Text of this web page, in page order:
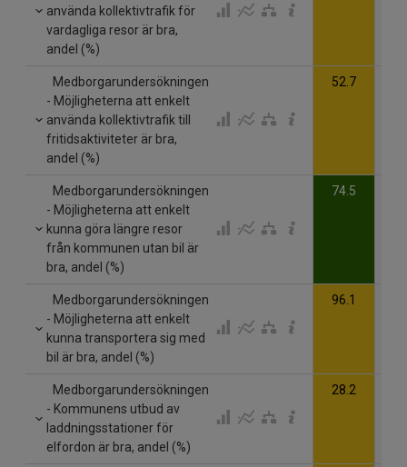
använda kollektivtrafik för
vardagliga resor är bra,
andel (%)
Medborgarundersökningen
- Möjligheterna att enkelt
använda kollektivtrafik till
fritidsaktiviteter är bra,
andel (%)
52.7
Medborgarundersökningen
- Möjligheterna att enkelt
kunna göra längre resor
från kommunen utan bil är
bra, andel (%)
74.5
Medborgarundersökningen
- Möjligheterna att enkelt
kunna transportera sig med
bil är bra, andel (%)
96.1
Medborgarundersökningen
- Kommunens utbud av
laddningsstationer för
elfordon är bra, andel (%)
28.2